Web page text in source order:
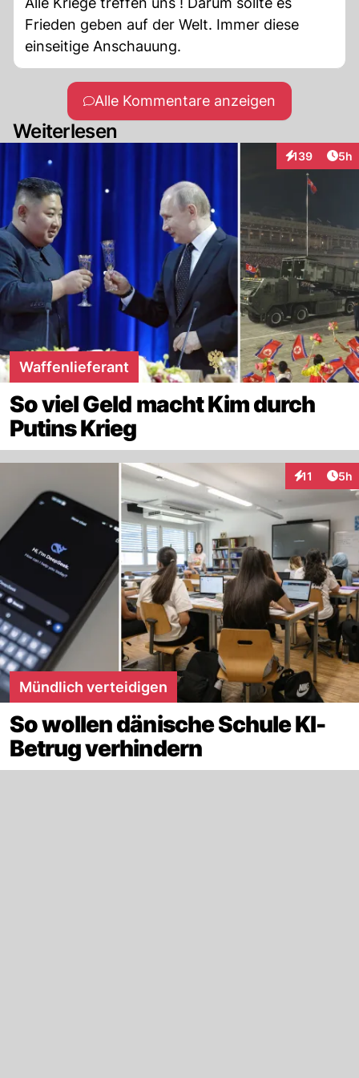
Frieden geben auf der Welt. Immer diese
einseitige Anschauung.
Alle Kommentare anzeigen
Weiterlesen
139
Interaktionen
5h
Waffenlieferant
So viel Geld macht Kim durch
Putins Krieg
11 5h
Mündlich verteidigen
So wollen dänische Schule KI-
Betrug verhindern